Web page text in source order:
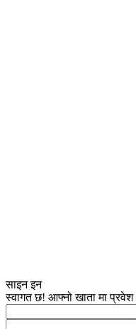
साइन इन
स्वागत छ! आफ्नो खाता मा प्रवेश